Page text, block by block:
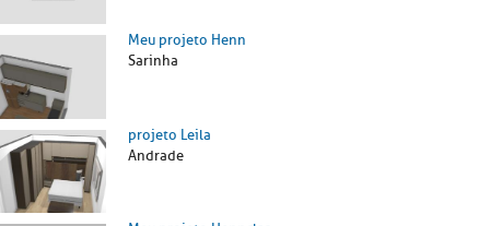
Meu projeto Henn
Sarinha
projeto Leila
Andrade